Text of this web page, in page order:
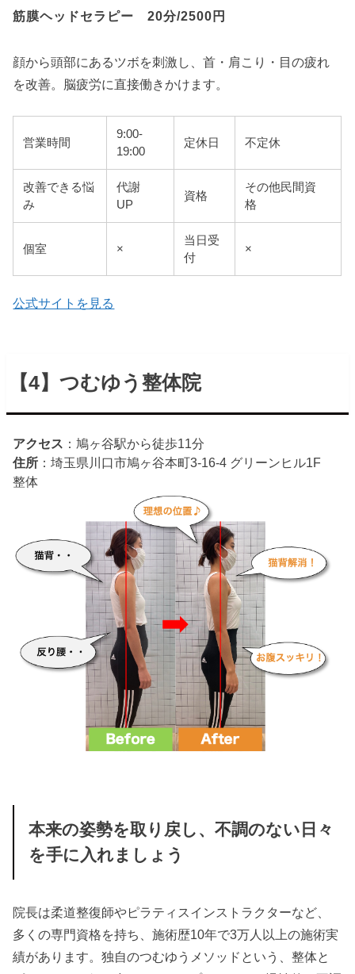
筋膜ヘッドセラピー 20分/2500円
顔から頭部にあるツボを刺激し、首・肩こり・目の疲れ
を改善。脳疲労に直接働きかけます。
営業時間
9:00-
19:00
定休日 不定休
改善できる悩
み
代謝
UP
資格
その他民間資
格
個室 ×
当日受
付
×
公式サイトを見る
【4】つむゆう整体院
アクセス ：鳩ヶ谷駅から徒歩11分
住所 ：埼玉県川口市鳩ヶ谷本町3-16-4 グリーンヒル1F
整体
本来の姿勢を取り戻し、不調のない日々
を手に入れましょう
院長は柔道整復師やピラティスインストラクターなど、
多くの専門資格を持ち、施術歴10年で3万人以上の施術実
績があります。独自のつむゆうメソッドという、整体と